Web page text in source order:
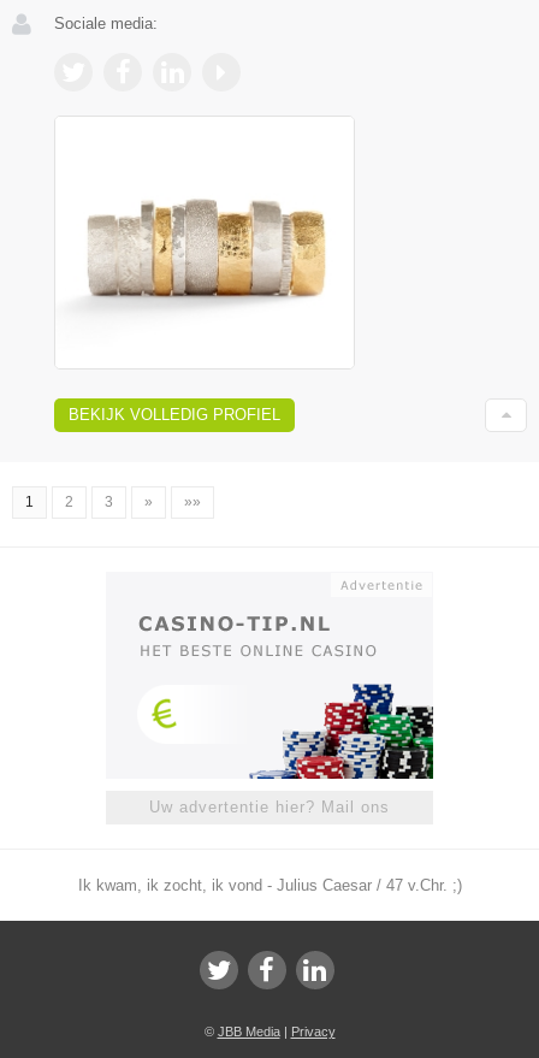
Sociale media:
BEKIJK VOLLEDIG PROFIEL
1 2 3 » »»
Uw advertentie hier? Mail ons
Ik kwam, ik zocht, ik vond - Julius Caesar / 47 v.Chr. ;)
© JBB Media| Privacy